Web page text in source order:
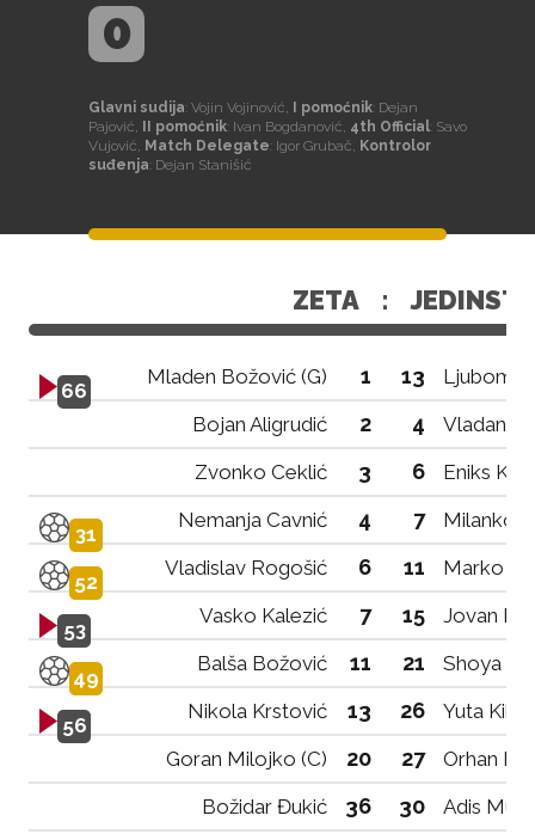
0
Glavni sudija: Vojin Vojinović, I pomoćnik: Dejan
Pajović,
II pomoćnik: Ivan Bogdanović, 4th Official: Savo
Vujović, Match Delegate: Igor Grubač, Kontrolor
suđenja: Dejan Stanišić
ZETA :
66
Mladen Božović (G) 1 13
Ljubomir
Bojan Aligrudić
2 4
Vladan
Zvonko Ceklić
3 6 Eniks
31
Nemanja Cavnić 4 7 Milanko
52
Vladislav Rogošić 6 11 Marko
53
Vasko Kalezić 7 15 Jovan
49
Balša Božović 11 21 Shoya
56
Nikola Krstović 13 26
Yuta
Goran Milojko (C)
20 27
Orhan
Božidar Đukić
36 30
Adis